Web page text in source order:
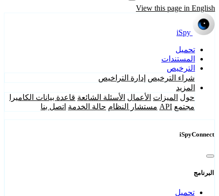
View this page in English
iSpy
تحميل
المستندات
الترخيص
شراء الترخيص إدارة التراخيص
المزيد
حول الميزات الأعمال الأسئلة الشائعة قاعدة بيانات الكاميرا
مجتمع API مستشار النظام حالة الخدمة اتصل بنا
iSpyConnect
البرنامج
تحميل